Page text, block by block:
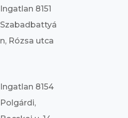
Ingatlan 8151
Szabadbattyá
n, Rózsa utca
Ingatlan 8154
Polgárdi,